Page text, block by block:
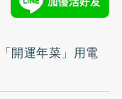
開運年菜」用電